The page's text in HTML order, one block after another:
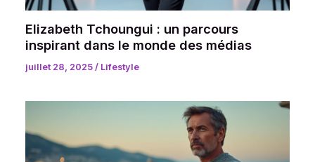
Elizabeth Tchoungui : un parcours
inspirant dans le monde des médias
juillet 28, 2025 / Lifestyle